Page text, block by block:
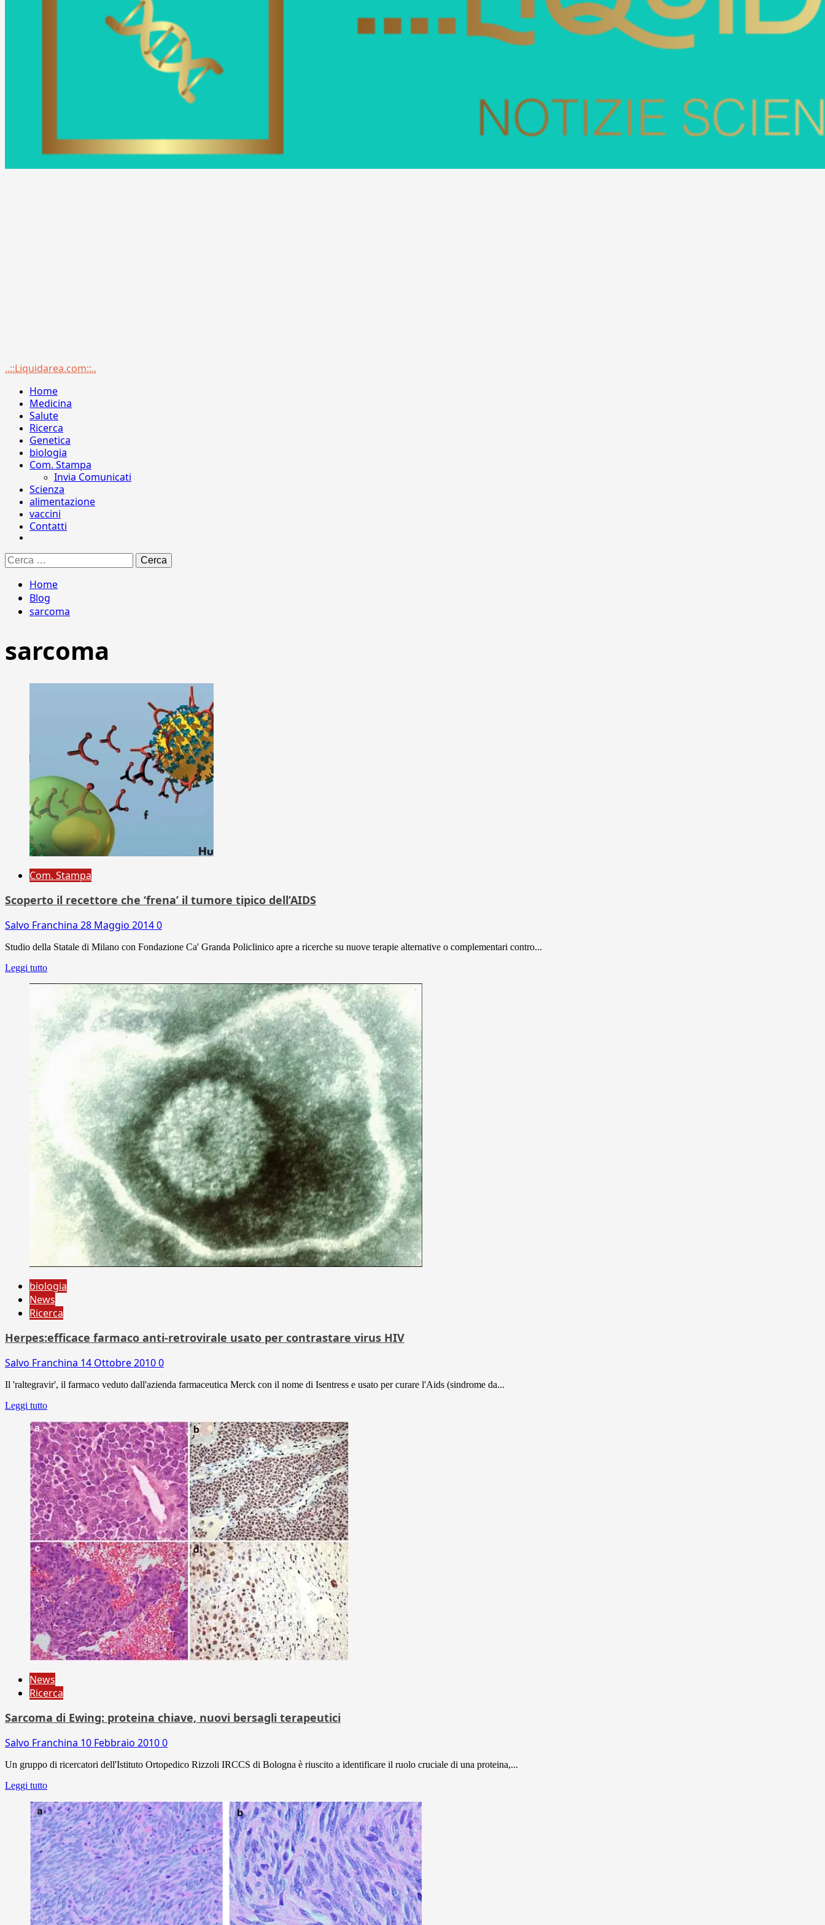
Menu
..::Liquidarea.com::..
Home
Medicina
Salute
Ricerca
Genetica
biologia
Com. Stampa
Invia Comunicati
Scienza
alimentazione
vaccini
Contatti
Ricerca
per:
Home
Blog
sarcoma
sarcoma
Com. Stampa
Scoperto il recettore che ‘frena’ il tumore tipico dell’AIDS
Salvo Franchina 28 Maggio 20140
Studio della Statale di Milano con Fondazione Ca' Granda Policlinico apre a ricerche su nuove terapie alternative o complementari contro...
Leggi tutto
biologia
News
Ricerca
Herpes:efficace farmaco anti-retrovirale usato per contrastare virus HIV
Salvo Franchina 14 Ottobre 20100
Il 'raltegravir', il farmaco veduto dall'azienda farmaceutica Merck con il nome di Isentress e usato per curare l'Aids (sindrome da...
Leggi tutto
News
Ricerca
Sarcoma di Ewing: proteina chiave, nuovi bersagli terapeutici
Salvo Franchina 10 Febbraio 20100
Un gruppo di ricercatori dell'Istituto Ortopedico Rizzoli IRCCS di Bologna è riuscito a identificare il ruolo cruciale di una proteina,...
Leggi tutto